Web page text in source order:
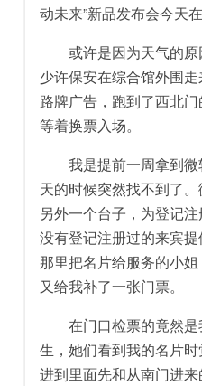
动未来”新品发布会今天
或许是因为天气的原
少许保安在综合馆外围
路牌广告，跑到了西北
等着换票入场。
我是提前一周拿到微
天的时候突然找不到了
另外一个台子，为登记
没有登记注册过的来宾
那里把名片给服务的小
又给我补了一张门票。
在门口检票的竟然是
生，她们看到我的名片时
进到里面先和从南门进